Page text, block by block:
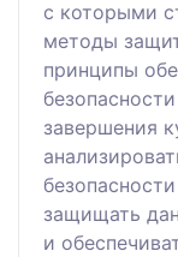
с которыми
методы
принципы
завершения
защищать
и